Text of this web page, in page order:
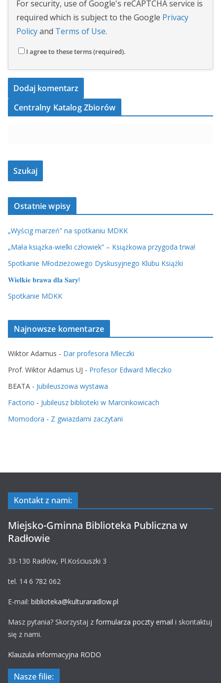
For security, use of Google's reCAPTCHA service is
required which is subject to the Google Privacy
Policyand Terms of Use.
I agree to these terms (required).
Centralny Katalog Zbiorów
Ostatnie wpisy
„Wyścig marzeń” na spotkaniu MDKK
„Mała książka-wielki człowiek” – Książkowa przygoda trwa!
Spotkanie Młodzieżowego Dyskusyjnego Klubu Książki
𝐖𝐢𝐞𝐥𝐤𝐢𝐞 𝐛𝐫𝐚𝐰𝐚 𝐝𝐥𝐚 𝐒𝐚𝐫𝐲!
Spotkanie MDKK
Najnowsze komentarze
Wiktor Adamus - Dar profesora Mleczki
Prof. Wiktor Adamus UJ - Profesor Edward Mleczko
BEATA - Jubileuszowa wystawa
Factorio - Jubileusz biblioteki w Marcinkowicach
Momodora - Z gwiazdami zaczytani
Kontakt z nami:
Miejsko-Gminna Biblioteka Publiczna w
Radłowie
33-130 Radłów, Pl.Kościuszki 3
tel. 14 6 782 062
E-mail: biblioteka@kulturaradlow.pl
Masz pytania? Skorzystaj z formularza poczty email i skontaktuj
się z nami.
Klauzula informacyjna RODO
Nasze filie: